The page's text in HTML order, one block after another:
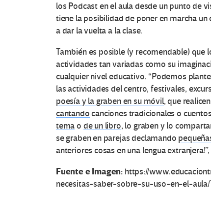
los Podcast en el aula desde un punto de
tiene la posibilidad de poner en marcha
a dar la vuelta a la clase.
También es posible (y recomendable) que
actividades tan variadas como su
cualquier nivel educativo. “Podemos
las actividades del centro, festivales,
poesía y la graben en su móvil, que realicen
cantandocanciones tradicionales o
temao de un libro, lo graben y lo
se graben en parejas declamando
anteriores cosas en una lengua
Fuente e Imagen: https://
necesitas-saber-sobre-su-uso-en-el-aula/